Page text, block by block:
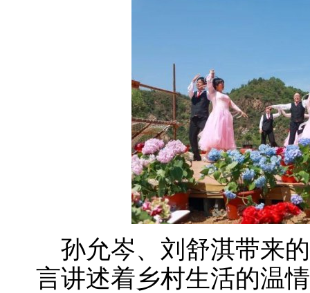
孙允岑、刘舒淇带来
言讲述着乡村生活的温